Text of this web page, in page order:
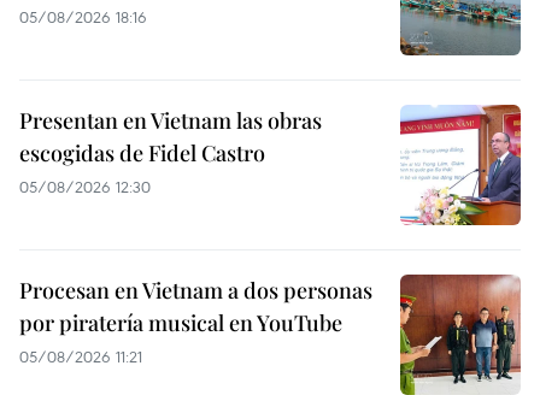
05/08/2026 18:16
Presentan en Vietnam las obras
escogidas de Fidel Castro
05/08/2026 12:30
Procesan en Vietnam a dos personas
por piratería musical en YouTube
05/08/2026 11:21